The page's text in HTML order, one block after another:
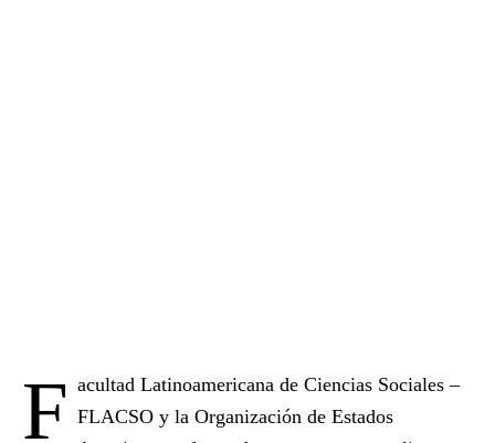
F acultad Latinoamericana de Ciencias Sociales –
FLACSO y la Organización de Estados